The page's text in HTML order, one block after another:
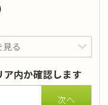
んセットは700円 ※税込)。
ミキサー粥から選択可能で
普通食の刻みをご希
です。
見る
内か確認します